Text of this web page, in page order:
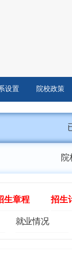
设置 院校政策
院
生章程 招生
就业情况